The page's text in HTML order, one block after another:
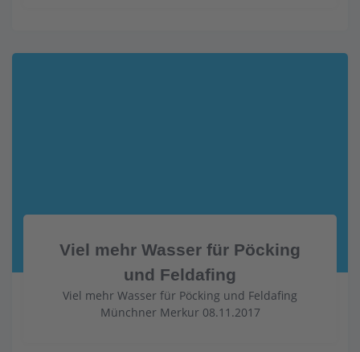
Viel mehr Wasser für Pöcking
und Feldafing
Viel mehr Wasser für Pöcking und Feldafing
Münchner Merkur 08.11.2017